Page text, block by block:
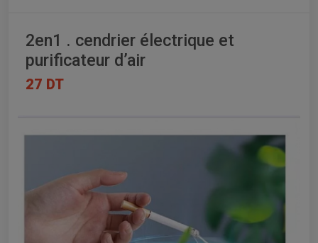
2en1 . cendrier électrique et
purificateur d’air
27 DT